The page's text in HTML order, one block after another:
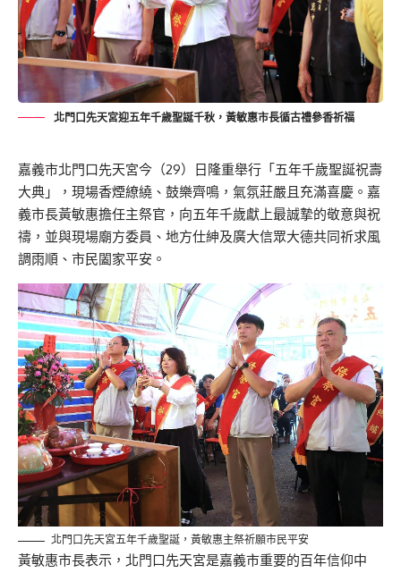
北門口先天宮迎五年千歲聖誕千秋，黃敏惠市長循古禮參香祈福
嘉義市北門口先天宮今（29）日隆重舉行「五年千歲聖誕祝壽
大典」，現場香煙繚繞、鼓樂齊鳴，氣氛莊嚴且充滿喜慶。嘉
義市長黃敏惠擔任主祭官 ，向五年千歲獻上最誠摯的敬意與祝
禱，並與現場廟方委員、地方仕紳及廣大信眾大德共同祈求風
調雨順、市民闔家平安。
北門口先天宮五年千歲聖誕，黃敏惠主祭祈願市民平安
黃敏惠市長表示，北門口先天宮是嘉義市重要的百年信仰中